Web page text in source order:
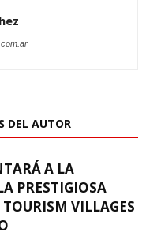
DEL AUTOR
A LA
PRESTIGIOSA
VILLAGES